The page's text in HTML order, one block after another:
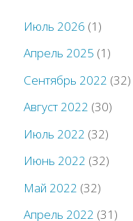
Июль 2026 (1)
Апрель 2025 (1)
Сентябрь 2022 (32)
Август 2022 (30)
Июль 2022 (32)
Июнь 2022 (32)
Май 2022 (32)
Апрель 2022 (31)